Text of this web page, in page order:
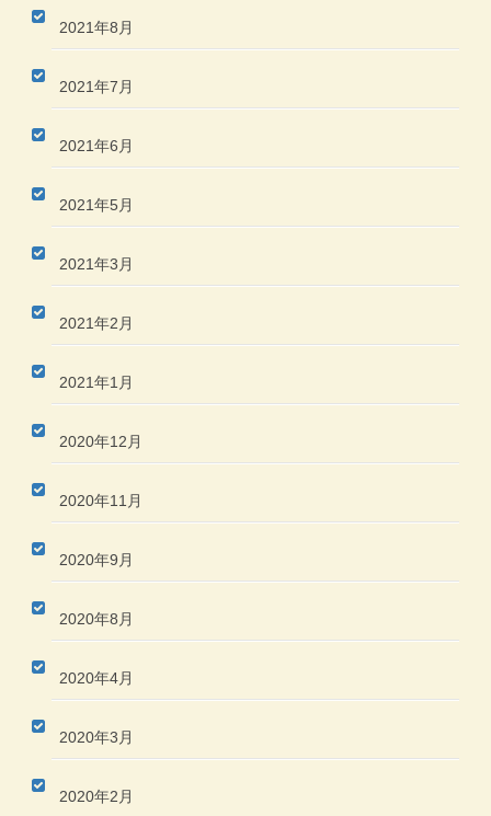
2021年8月
2021年7月
2021年6月
2021年5月
2021年3月
2021年2月
2021年1月
2020年12月
2020年11月
2020年9月
2020年8月
2020年4月
2020年3月
2020年2月